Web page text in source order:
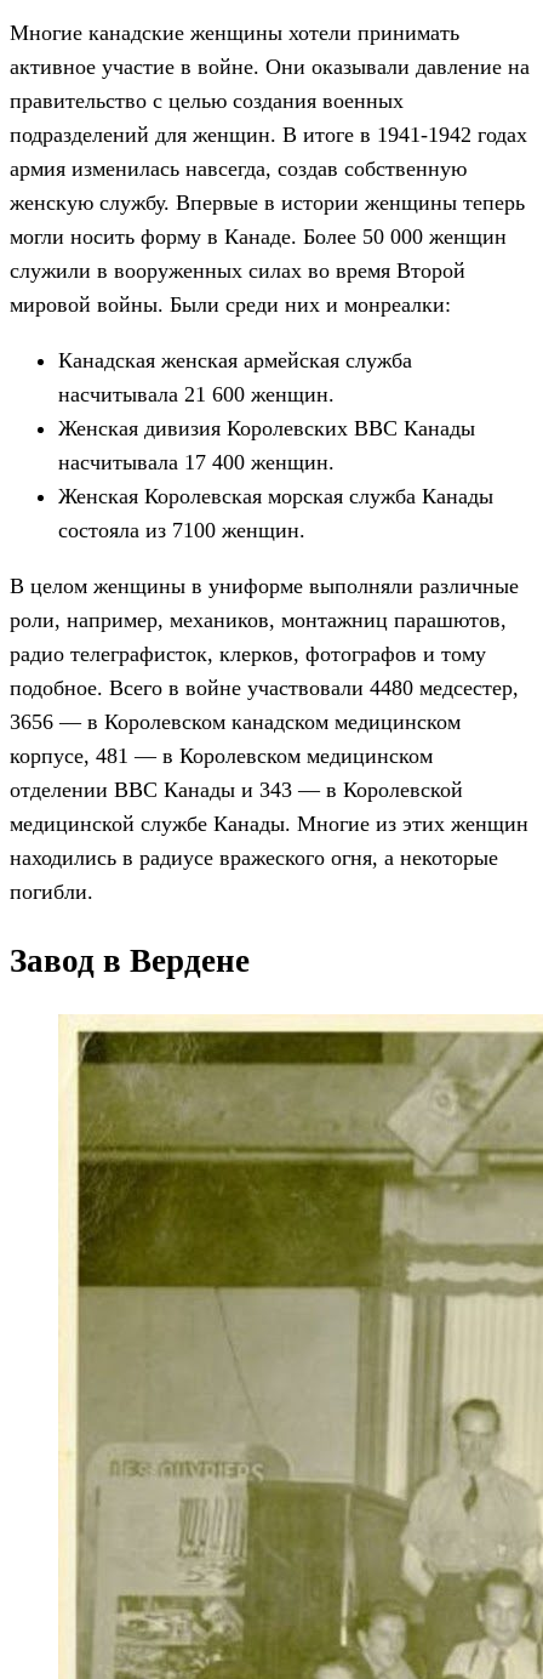
Многие канадские женщины хотели принимать
активное участие в войне. Они оказывали давление на
правительство с целью создания военных
подразделений для женщин. В итоге в 1941-1942 годах
армия изменилась навсегда, создав собственную
женскую службу. Впервые в истории женщины теперь
могли носить форму в Канаде. Более 50 000 женщин
служили в вооруженных силах во время Второй
мировой войны. Были среди них и монреалки:
Канадская женская армейская служба
насчитывала 21 600 женщин.
Женская дивизия Королевских ВВС Канады
насчитывала 17 400 женщин.
Женская Королевская морская служба Канады
состояла из 7100 женщин.
В целом женщины в униформе выполняли различные
роли, например, механиков, монтажниц парашютов,
радио телеграфисток, клерков, фотографов и тому
подобное. Всего в войне участвовали 4480 медсестер,
3656 — в Королевском канадском медицинском
корпусе, 481 — в Королевском медицинском
отделении ВВС Канады и 343 — в Королевской
медицинской службе Канады. Многие из этих женщин
находились в радиусе вражеского огня, а некоторые
погибли.
Завод в Вердене